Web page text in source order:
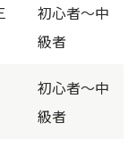
初心者～中
級者
初心者～中
級者